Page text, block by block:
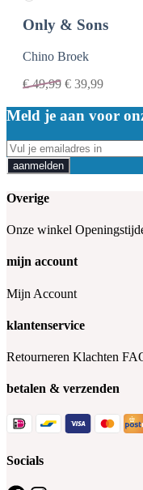
Only & Sons
Chino Broek
€49,99 € 39,99
Meld je aan voor
aanmelden
Overige
Onze winkel
mijn account
Mijn Account
klantenservice
Retourneren Klachten
betalen & verzenden
Socials